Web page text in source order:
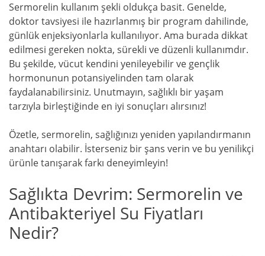
Sermorelin kullanım şekli oldukça basit. Genelde,
doktor tavsiyesi ile hazırlanmış bir program dahilinde,
günlük enjeksiyonlarla kullanılıyor. Ama burada dikkat
edilmesi gereken nokta, sürekli ve düzenli kullanımdır.
Bu şekilde, vücut kendini yenileyebilir ve gençlik
hormonunun potansiyelinden tam olarak
faydalanabilirsiniz. Unutmayın, sağlıklı bir yaşam
tarzıyla birleştiğinde en iyi sonuçları alırsınız!
Özetle, sermorelin, sağlığınızı yeniden yapılandırmanın
anahtarı olabilir. İsterseniz bir şans verin ve bu yenilikçi
ürünle tanışarak farkı deneyimleyin!
Sağlıkta Devrim: Sermorelin ve
Antibakteriyel Su Fiyatları
Nedir?